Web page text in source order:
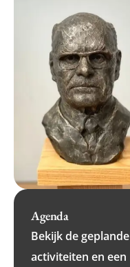
Agenda
Bekijk de geplande
activiteiten en een